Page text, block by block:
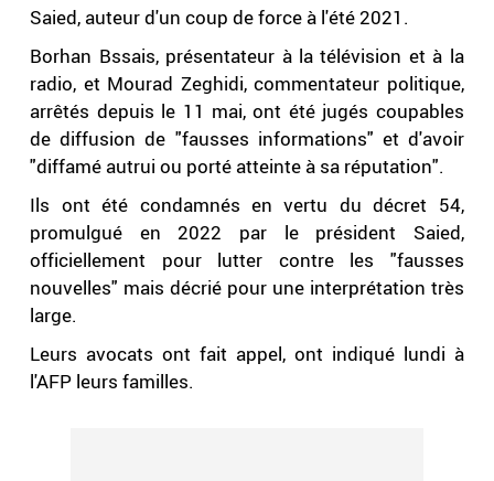
Saied, auteur d'un coup de force à l'été 2021.
Borhan Bssais, présentateur à la télévision et à la
radio, et Mourad Zeghidi, commentateur politique,
arrêtés depuis le 11 mai, ont été jugés coupables
de diffusion de "fausses informations" et d'avoir
"diffamé autrui ou porté atteinte à sa réputation".
Ils ont été condamnés en vertu du décret 54,
promulgué en 2022 par le président Saied,
officiellement pour lutter contre les "fausses
nouvelles" mais décrié pour une interprétation très
large.
Leurs avocats ont fait appel, ont indiqué lundi à
l'AFP leurs familles.